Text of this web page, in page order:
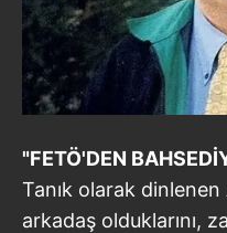
"FETÖ'DEN
Tanık olarak
arkadaş olduklarını,